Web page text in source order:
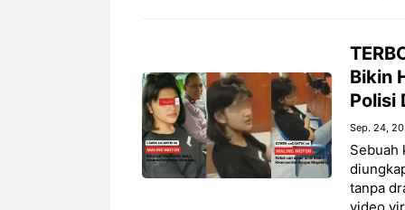
Bikin
Polisi
Sep. 24,
Sebuah
tanpa
video